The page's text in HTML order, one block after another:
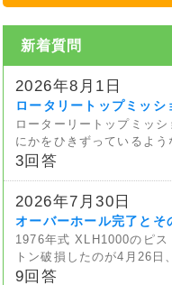
新着質問
2026年8月1日
ロータリートップミッ
ローターリートップミッ
にかをひきずっているよ
3回答
2026年7月30日
オーバーホール完了とそ
1976年式 XLH1000のピス
トン破損したのが4月26日
9回答